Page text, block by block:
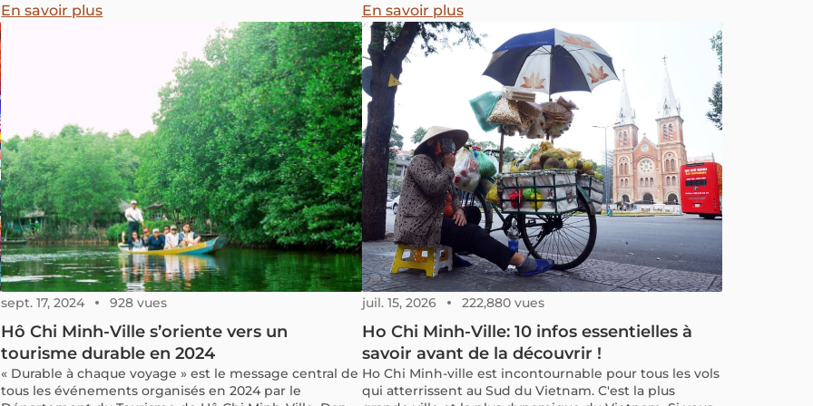
paisible. Lieu majeur de l’histoire contemporaine du
Vietnam, il séduit aussi par ses salons, ses bureaux, ses
espaces privés et son bunker, remarquablement
En savoir plus
Dao le 15 mai 2024.
En savoir plus
sept. 17, 2024 928 vues
Hô Chi Minh-Ville s’oriente vers un
tourisme durable en 2024
« Durable à chaque voyage » est le message central de
tous les événements organisés en 2024 par le
juil. 15, 2026 222,880 vues
Ho Chi Minh-Ville: 10 infos essentielles à
savoir avant de la découvrir !
Ho Chi Minh-ville est incontournable pour tous les vols
qui atterrissent au Sud du Vietnam. C'est la plus